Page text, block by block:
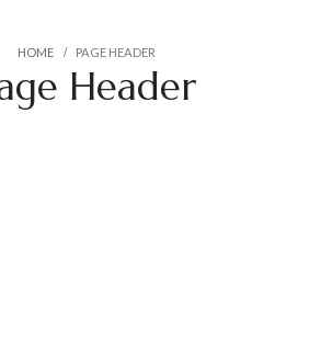
HOME PAGE HEADER
Header